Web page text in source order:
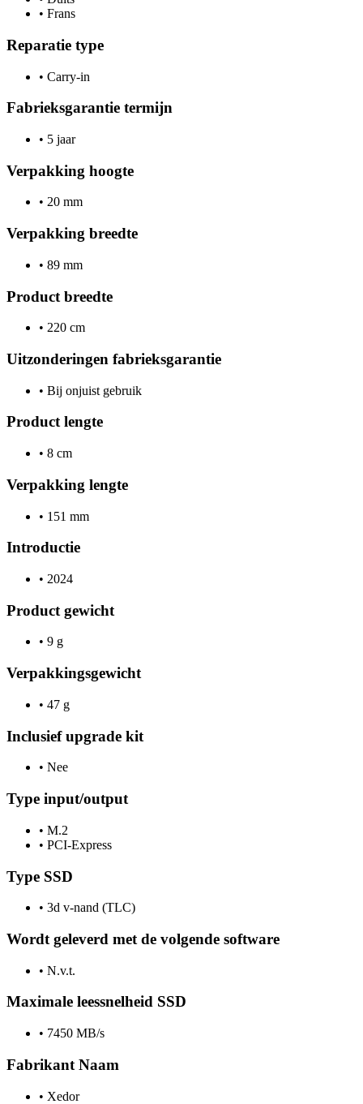
• Frans
Reparatie type
• Carry-in
Fabrieksgarantie termijn
• 5 jaar
Verpakking hoogte
• 20 mm
Verpakking breedte
• 89 mm
Product breedte
• 220 cm
Uitzonderingen fabrieksgarantie
• Bij onjuist gebruik
Product lengte
• 8 cm
Verpakking lengte
• 151 mm
Introductie
• 2024
Product gewicht
• 9 g
Verpakkingsgewicht
• 47 g
Inclusief upgrade kit
• Nee
Type input/output
• M.2
• PCI-Express
Type SSD
• 3d v-nand (TLC)
Wordt geleverd met de volgende software
• N.v.t.
Maximale leessnelheid SSD
• 7450 MB/s
Fabrikant Naam
• Xedor